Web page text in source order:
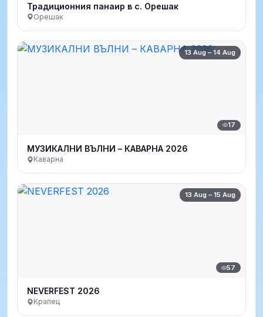
Традиционния панаир в с. Орешак
Орешак
13 Aug – 14 Aug
17
МУЗИКАЛНИ ВЪЛНИ – КАВАРНА 2026
Каварна
13 Aug – 15 Aug
57
NEVERFEST 2026
Крапец